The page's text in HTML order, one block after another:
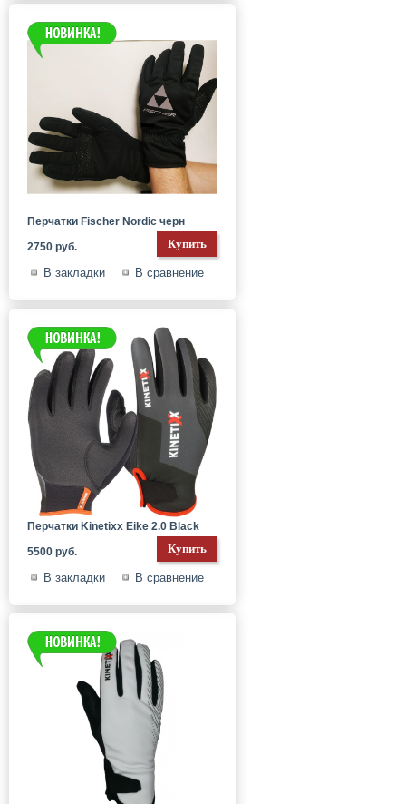
Перчатки Fischer Nordic черн
2750 руб.
В закладки В сравнение
Перчатки Kinetixx Eike 2.0 Black
5500 руб.
В закладки В сравнение